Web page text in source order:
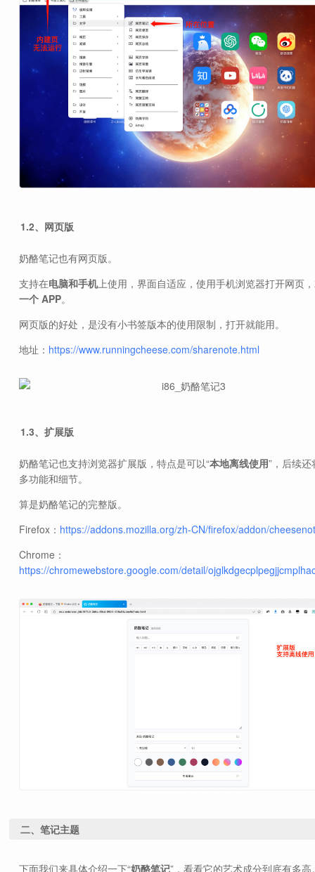
1.2、网页版
奶酪笔记也有网页版。
支持在电脑和手机上使用，界面自适应，使用手机浏览器打开网页
一个 APP。
网页版的好处，是没有小书签版本的使用限制，打开就能用。
地址： https://www.runningcheese.com/sharenote.html
1.3、扩展版
奶酪笔记也支持浏览器扩展版，特点是可以“本地离线使用”，后续
多功能和细节。
算是奶酪笔记的完整版。
Firefox： https://addons.mozilla.org/zh-CN/firefox/addon/
Chrome：
https://chromewebstore.google.com/detail/
二、笔记主题
下面我们来具体介绍一下“奶酪笔记”，看看它的艺术成分到底有多高